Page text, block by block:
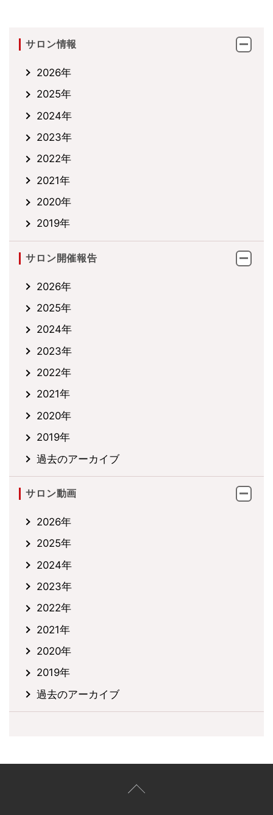
サロン情報
2026年
2025年
2024年
2023年
2022年
2021年
2020年
2019年
サロン開催報告
2026年
2025年
2024年
2023年
2022年
2021年
2020年
2019年
過去のアーカイブ
サロン動画
2026年
2025年
2024年
2023年
2022年
2021年
2020年
2019年
過去のアーカイブ